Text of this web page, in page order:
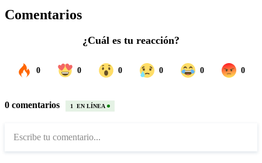
Comentarios